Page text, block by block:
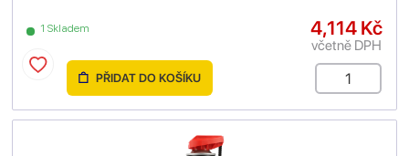
1 Skladem 4,114 Kč
včetně DPH
PŘIDAT DO KOŠÍKU